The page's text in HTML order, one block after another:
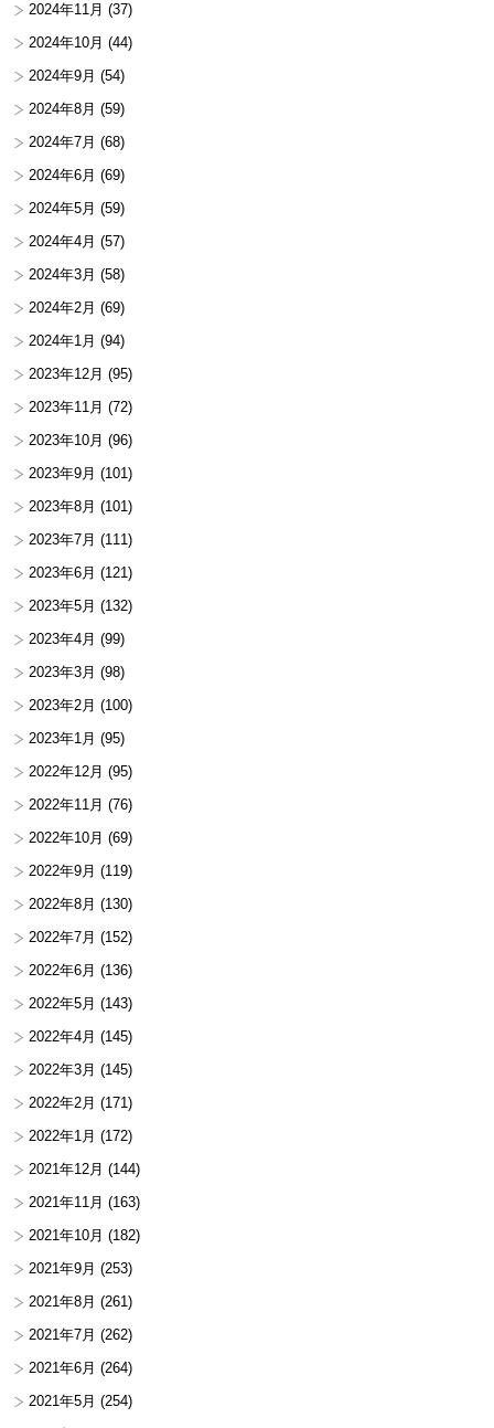
2024年11月 (37)
2024年10月 (44)
2024年9月 (54)
2024年8月 (59)
2024年7月 (68)
2024年6月 (69)
2024年5月 (59)
2024年4月 (57)
2024年3月 (58)
2024年2月 (69)
2024年1月 (94)
2023年12月 (95)
2023年11月 (72)
2023年10月 (96)
2023年9月 (101)
2023年8月 (101)
2023年7月 (111)
2023年6月 (121)
2023年5月 (132)
2023年4月 (99)
2023年3月 (98)
2023年2月 (100)
2023年1月 (95)
2022年12月 (95)
2022年11月 (76)
2022年10月 (69)
2022年9月 (119)
2022年8月 (130)
2022年7月 (152)
2022年6月 (136)
2022年5月 (143)
2022年4月 (145)
2022年3月 (145)
2022年2月 (171)
2022年1月 (172)
2021年12月 (144)
2021年11月 (163)
2021年10月 (182)
2021年9月 (253)
2021年8月 (261)
2021年7月 (262)
2021年6月 (264)
2021年5月 (254)